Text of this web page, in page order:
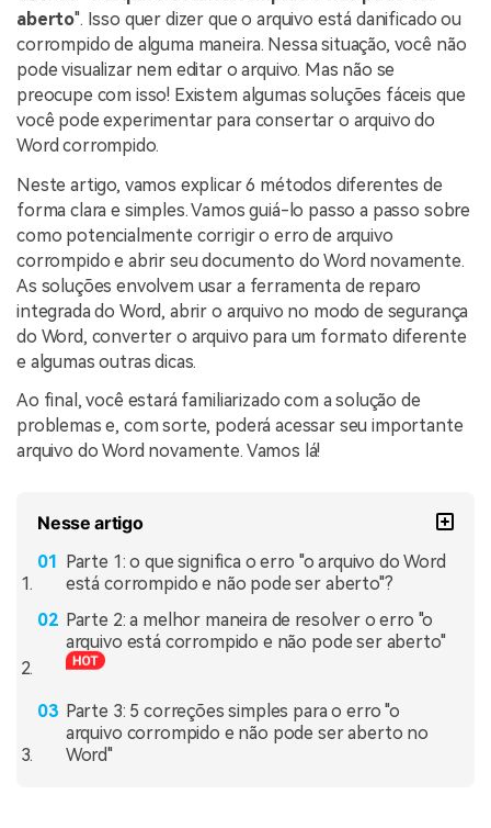
aberto". Isso quer dizer que o arquivo está danificado ou
corrompido de alguma maneira. Nessa situação, você não
pode visualizar nem editar o arquivo. Mas não se
preocupe com isso! Existem algumas soluções fáceis que
você pode experimentar para consertar o arquivo do
Word corrompido.
Neste artigo, vamos explicar 6 métodos diferentes de
forma clara e simples. Vamos guiá-lo passo a passo sobre
como potencialmente corrigir o erro de arquivo
corrompido e abrir seu documento do Word novamente.
As soluções envolvem usar a ferramenta de reparo
integrada do Word, abrir o arquivo no modo de segurança
do Word, converter o arquivo para um formato diferente
e algumas outras dicas.
Ao final, você estará familiarizado com a solução de
problemas e, com sorte, poderá acessar seu importante
arquivo do Word novamente. Vamos lá!
Nesse artigo
Parte 1: o que significa o erro "o arquivo do Word
está corrompido e não pode ser aberto"?
Parte 2: a melhor maneira de resolver o erro "o
arquivo está corrompido e não pode ser aberto"
Parte 3: 5 correções simples para o erro "o
arquivo corrompido e não pode ser aberto no
Word"